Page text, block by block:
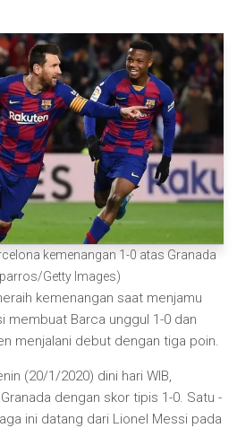
kemenangan 1-0 atas Granada
Getty Images)
kemenangan saat menjamu
membuat Barca unggul 1-0 dan
menjalani debut dengan tiga poin.
(20/1/2020) dini hari WIB,
dengan skor tipis 1-0. Satu -
ini datang dari Lionel Messi pada